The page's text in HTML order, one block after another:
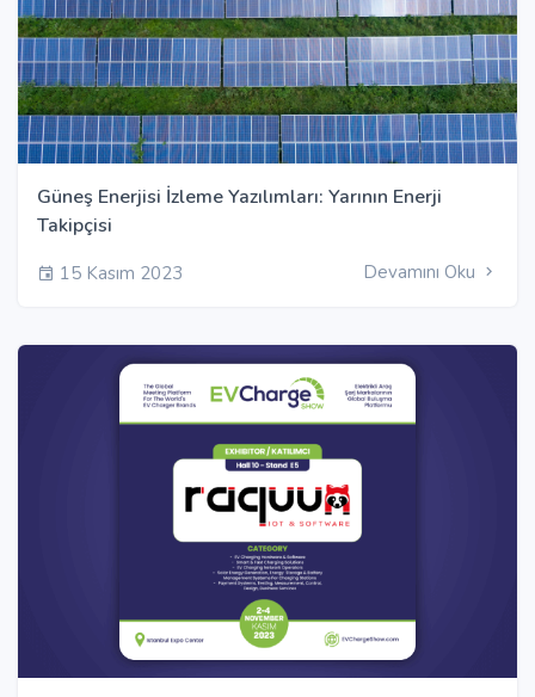
Güneş Enerjisi İzleme Yazılımları: Yarının Enerji
Takipçisi
15 Kasım 2023 Devamını Oku